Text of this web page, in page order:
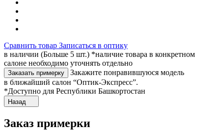
Сравнить товар Записаться в оптику
в наличии (Больше 5 шт.) *наличие товара в конкретном
салоне необходимо уточнять отдельно
Заказать примерку
Закажите понравившуюся модель
в ближайший салон “Оптик-Экспресс”.
*Доступно для Республики Башкортостан
Назад
Заказ примерки